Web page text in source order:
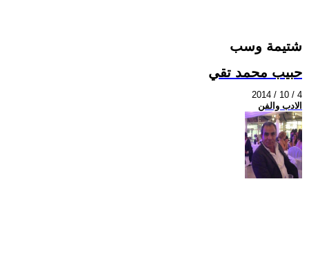
شتيمة وسب
حبيب محمد تقي
2014 / 10 / 4
الادب والفن